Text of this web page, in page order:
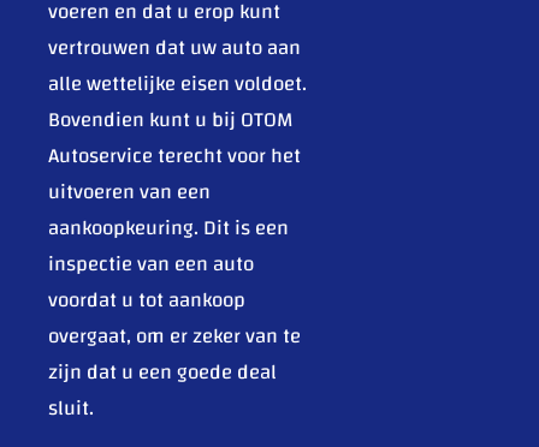
voeren en dat u erop kunt
vertrouwen dat uw auto aan
alle wettelijke eisen voldoet.
Bovendien kunt u bij OTOM
Autoservice terecht voor het
uitvoeren van een
aankoopkeuring. Dit is een
inspectie van een auto
voordat u tot aankoop
overgaat, om er zeker van te
zijn dat u een goede deal
sluit.